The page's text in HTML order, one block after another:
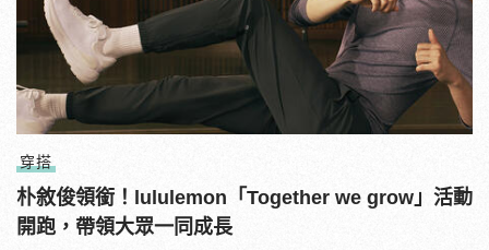
穿搭
朴敘俊領銜！lululemon「Together we grow」活動
開跑，帶領大眾一同成長